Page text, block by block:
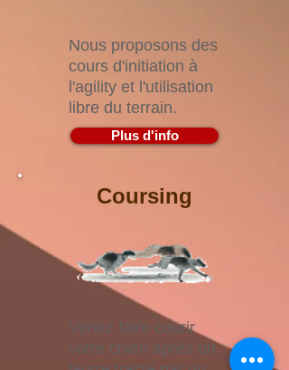
Nous proposons des
cours d'initiation à
l'agility et l'utilisation
libre du terrain.
Plus d'info
Coursing
Venez faire courir
votre chien après un